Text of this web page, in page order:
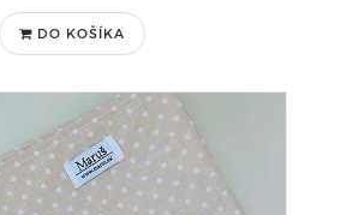
DO KOŠÍKA